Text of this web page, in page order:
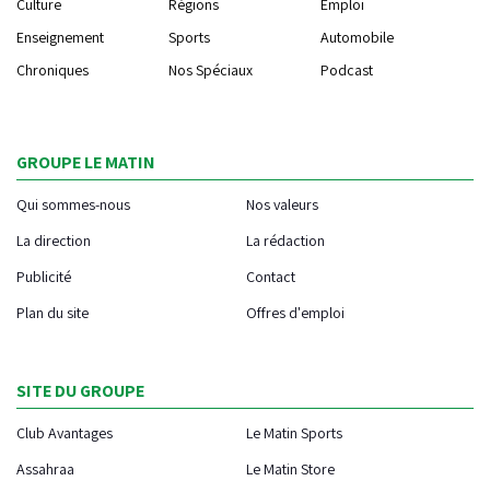
Culture
Régions
Emploi
Enseignement
Sports
Automobile
Chroniques
Nos Spéciaux Podcast
GROUPE LE MATIN
Qui sommes-nous
Nos valeurs
La direction
La rédaction
Publicité
Contact
Plan du site
Offres d'emploi
SITE DU GROUPE
Club Avantages
Le Matin Sports
Assahraa
Le Matin Store